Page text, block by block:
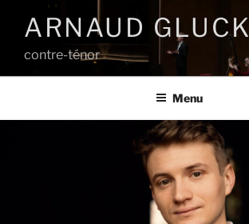
ARNAUD GLUCK
contre-ténor
Menu